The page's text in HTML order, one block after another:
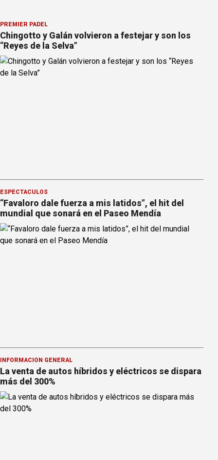
PREMIER PÁDEL
Chingotto y Galán volvieron a festejar y son los
“Reyes de la Selva”
ESPECTÁCULOS
“Favaloro dale fuerza a mis latidos”, el hit del
mundial que sonará en el Paseo Mendía
INFORMACION GENERAL
La venta de autos híbridos y eléctricos se dispara
más del 300%